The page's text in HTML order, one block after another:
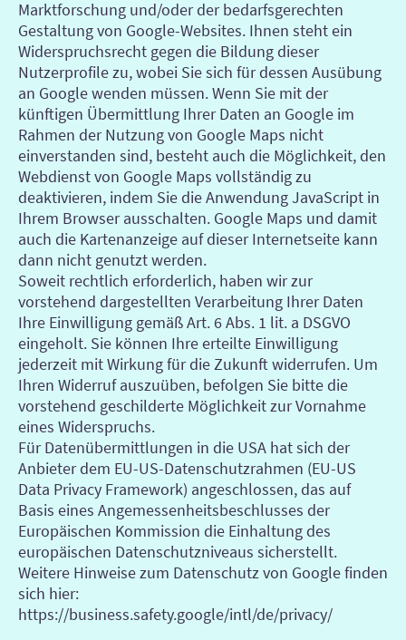
Marktforschung und/oder der bedarfsgerechten
Gestaltung von Google-Websites. Ihnen steht ein
Widerspruchsrecht gegen die Bildung dieser
Nutzerprofile zu, wobei Sie sich für dessen Ausübung
an Google wenden müssen. Wenn Sie mit der
künftigen Übermittlung Ihrer Daten an Google im
Rahmen der Nutzung von Google Maps nicht
einverstanden sind, besteht auch die Möglichkeit, den
Webdienst von Google Maps vollständig zu
deaktivieren, indem Sie die Anwendung JavaScript in
Ihrem Browser ausschalten. Google Maps und damit
auch die Kartenanzeige auf dieser Internetseite kann
dann nicht genutzt werden.
Soweit rechtlich erforderlich, haben wir zur
vorstehend dargestellten Verarbeitung Ihrer Daten
Ihre Einwilligung gemäß Art. 6 Abs. 1 lit. a DSGVO
eingeholt. Sie können Ihre erteilte Einwilligung
jederzeit mit Wirkung für die Zukunft widerrufen. Um
Ihren Widerruf auszuüben, befolgen Sie bitte die
vorstehend geschilderte Möglichkeit zur Vornahme
eines Widerspruchs.
Für Datenübermittlungen in die USA hat sich der
Anbieter dem EU-US-Datenschutzrahmen (EU-US
Data Privacy Framework) angeschlossen, das auf
Basis eines Angemessenheitsbeschlusses der
Europäischen Kommission die Einhaltung des
europäischen Datenschutzniveaus sicherstellt.
Weitere Hinweise zum Datenschutz von Google finden
sich hier:
https://business.safety.google/intl/de/privacy/